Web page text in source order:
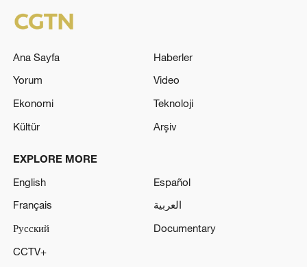
Ana Sayfa
Haberler
Yorum
Video
Ekonomi
Teknoloji
Kültür
Arşiv
EXPLORE MORE
English
Español
Français
العربية
Русский
Documentary
CCTV+